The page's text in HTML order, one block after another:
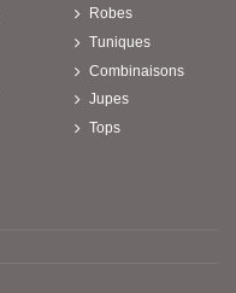
Robes
Tuniques
Combinaisons
Jupes
Tops